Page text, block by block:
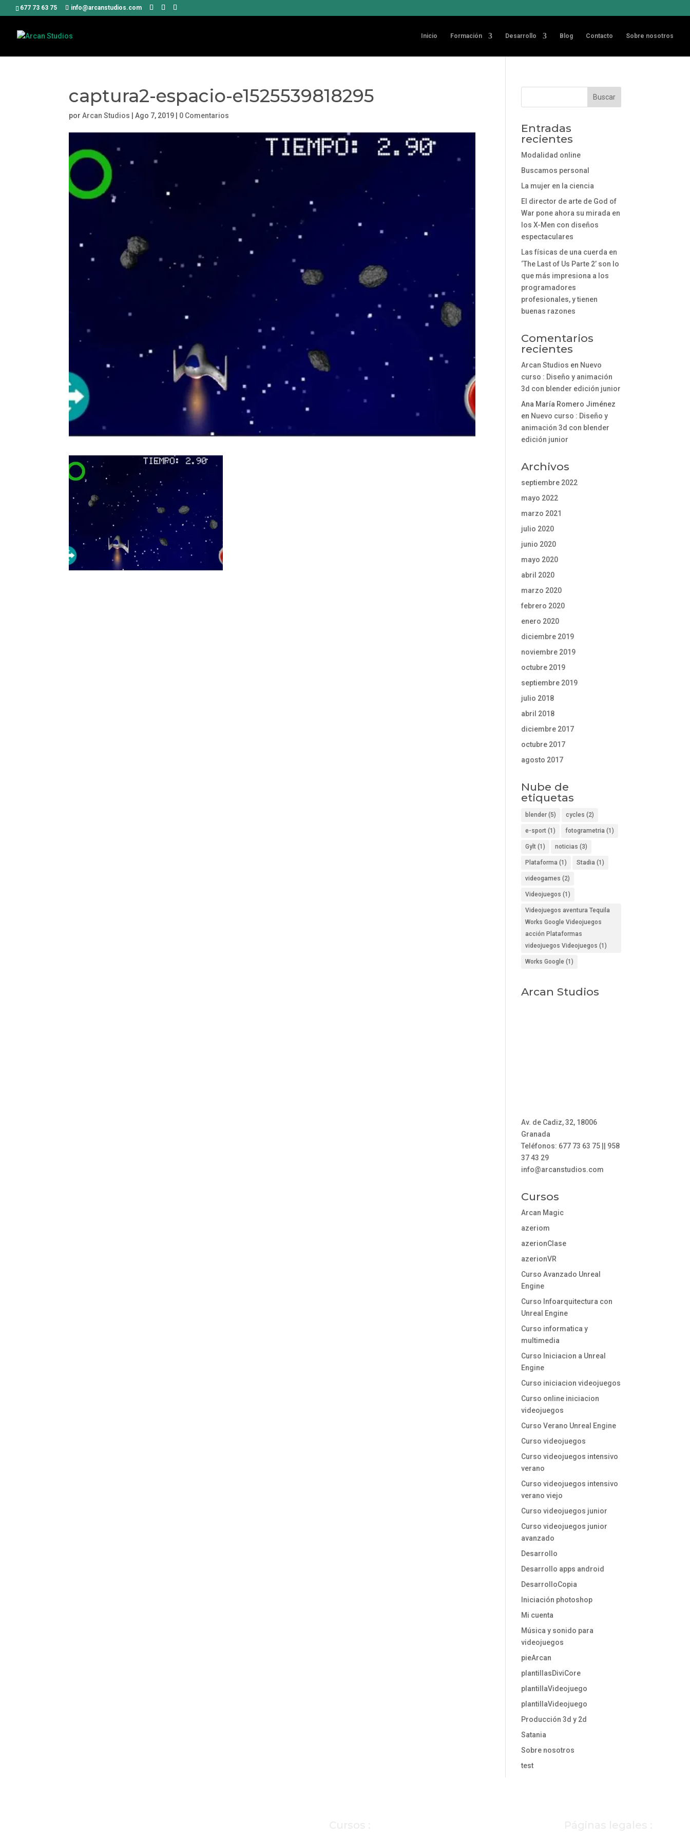
677 73 63 75 info@arcanstudios.com
Inicio Formación Desarrollo Blog Contacto Sobre nosotros
captura2-espacio-e1525539818295
porArcan Studios |Ago 7, 2019 0 Comentarios
Entradas
recientes
Modalidad online
Buscamos personal
La mujer en la ciencia
El director de arte de God of
War pone ahora su mirada en
los X-Men con diseños
espectaculares
Las físicas de una cuerda en
‘The Last of Us Parte 2’ son lo
que más impresiona a los
programadores
profesionales, y tienen
buenas razones
Comentarios
recientes
Arcan Studios en Nuevo
curso : Diseño y animación
3d con blender edición junior
Ana María Romero Jiménez
en Nuevo curso : Diseño y
animación 3d con blender
edición junior
Archivos
septiembre 2022
mayo 2022
marzo 2021
julio 2020
junio 2020
mayo 2020
abril 2020
marzo 2020
febrero 2020
enero 2020
diciembre 2019
noviembre 2019
octubre 2019
septiembre 2019
julio 2018
abril 2018
diciembre 2017
octubre 2017
agosto 2017
Nube de
etiquetas
blender (5) cycles (2)
e-sport (1) fotogrametria (1)
Gylt (1) noticias (3)
Plataforma (1) Stadia (1)
videogames (2)
Videojuegos (1)
Videojuegos aventura Tequila
Works Google Videojuegos
acción Plataformas
videojuegos Videojuegos (1)
Works Google (1)
Arcan Studios
Av. de Cadiz, 32, 18006
Granada
Teléfonos: 677 73 63 75 || 958
37 43 29
info@arcanstudios.com
Cursos
Arcan Magic
azeriom
azerionClase
azerionVR
Curso Avanzado Unreal
Engine
Curso Infoarquitectura con
Unreal Engine
Curso informatica y
multimedia
Curso Iniciacion a Unreal
Engine
Curso iniciacion videojuegos
Curso online iniciacion
videojuegos
Curso Verano Unreal Engine
Curso videojuegos
Curso videojuegos intensivo
verano
Curso videojuegos intensivo
verano viejo
Curso videojuegos junior
Curso videojuegos junior
avanzado
Desarrollo
Desarrollo apps android
DesarrolloCopia
Iniciación photoshop
Mi cuenta
Música y sonido para
videojuegos
pieArcan
plantillasDiviCore
plantillaVideojuego
plantillaVideojuego
Producción 3d y 2d
Satania
Sobre nosotros
test